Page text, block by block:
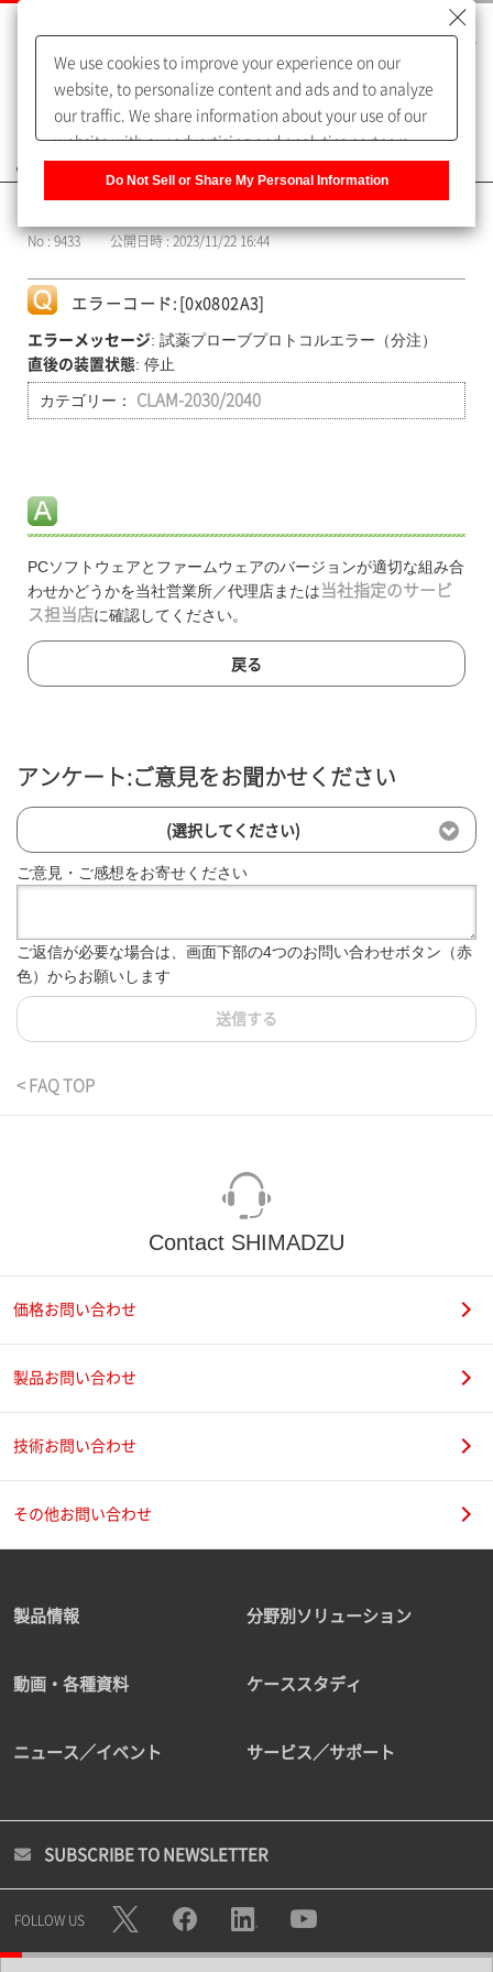
よくあるご質問（FAQ）
No : 9433 公開日時 : 2023/11/22 16:44
エラーコード:[0x0802A3]
エラーメッセージ: 試薬プローブプロトコルエラー（分注）
直後の装置状態: 停止
カテゴリー： CLAM-2030/2040
PCソフトウェアとファームウェアのバージョンが適切な組み合
わせかどうかを当社営業所／代理店または 当社指定のサービ
ス担当店に確認してください。
戻る
アンケート:ご意見をお聞かせください
(選択してください)
ご意見・ご感想をお寄せください
ご返信が必要な場合は、画面下部の4つのお問い合わせボタン（赤
色）からお願いします
送信する
< FAQ TOP
Contact SHIMADZU
価格お問い合わせ
製品お問い合わせ
技術お問い合わせ
その他お問い合わせ
製品情報 分野別ソリューション
動画・各種資料 ケーススタディ
ニュース／イベント サービス／サポート
SUBSCRIBE TO NEWSLETTER
FOLLOW US
We use cookies to improve your experience on our
website, to personalize content and ads and to analyze
our traffic. We share information about your use of our
website with our advertising and analytics partners,
of our sharing information about you with our partners.
Information] to customize your cookie settings on our
Do Not Sell or Share My Personal Information